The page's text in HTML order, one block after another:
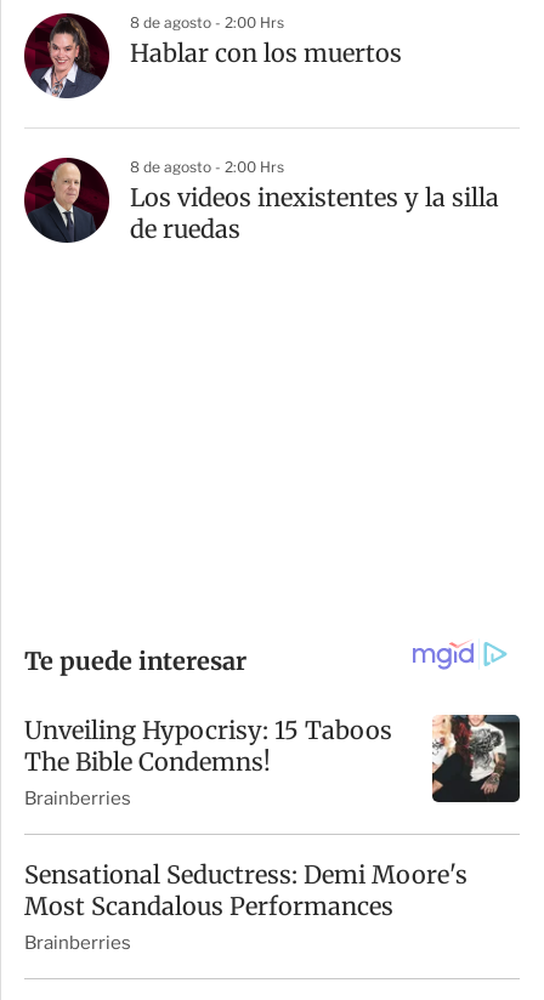
8 de agosto - 2:00 Hrs
Hablar con los muertos
8 de agosto - 2:00 Hrs
Los videos inexistentes y la silla
de ruedas